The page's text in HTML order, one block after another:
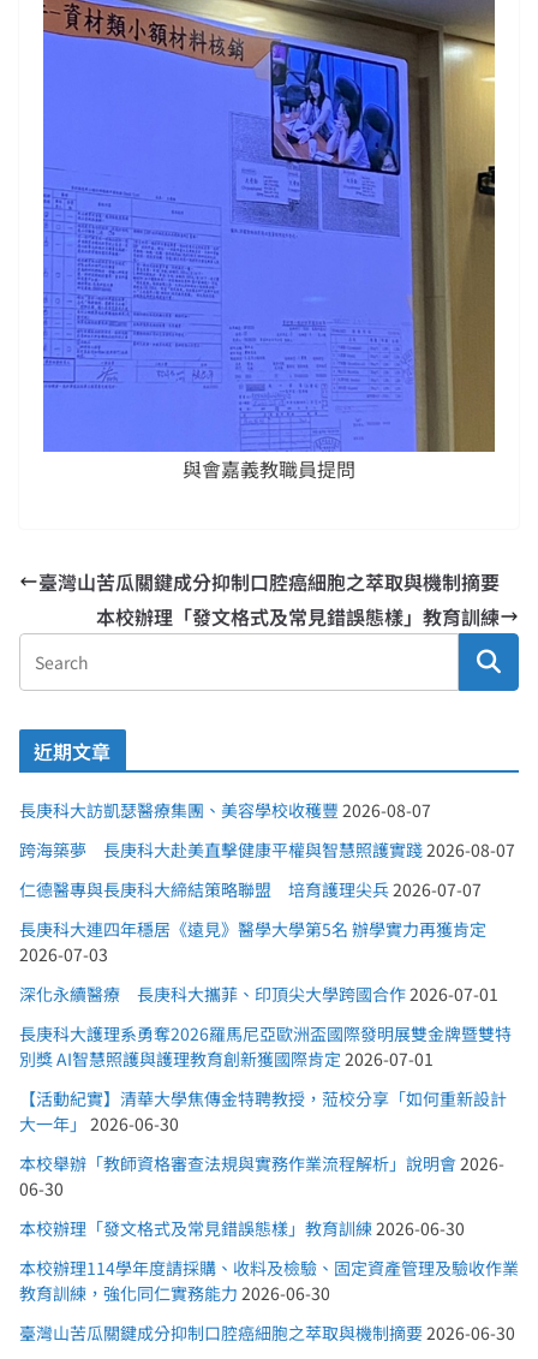
與會嘉義教職員提問
臺灣山苦瓜關鍵成分抑制口腔癌細胞之萃取與機制摘要
本校辦理「發文格式及常見錯誤態樣」教育訓練
近期文章
長庚科大訪凱瑟醫療集團、美容學校收穫豐 2026-08-07
跨海築夢 長庚科大赴美直擊健康平權與智慧照護實踐2026-08-07
仁德醫專與長庚科大締結策略聯盟 培育護理尖兵2026-07-07
長庚科大連四年穩居《遠見》醫學大學第5名 辦學實力再獲肯定
2026-07-03
深化永續醫療 長庚科大攜菲、印頂尖大學跨國合作2026-07-01
長庚科大護理系勇奪2026羅馬尼亞歐洲盃國際發明展雙金牌暨雙特
別獎 AI智慧照護與護理教育創新獲國際肯定 2026-07-01
【活動紀實】清華大學焦傳金特聘教授，蒞校分享「如何重新設計
大一年」 2026-06-30
本校舉辦「教師資格審查法規與實務作業流程解析」說明會2026-
06-30
本校辦理「發文格式及常見錯誤態樣」教育訓練2026-06-30
本校辦理114學年度請採購、收料及檢驗、固定資產管理及驗收作業
教育訓練，強化同仁實務能力 2026-06-30
臺灣山苦瓜關鍵成分抑制口腔癌細胞之萃取與機制摘要2026-06-30